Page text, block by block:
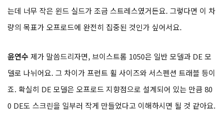
는데 너무 작은 윈드 실드가 조금 스트레스였거든요. 그렇다면 이 차
량의 목표가 오프로드에 완전히 집중된 것인가 싶어서요.
윤연수 제가 말씀드리자면, 브이스트롬 1050은 일반 모델과 DE 모
델로 나뉘어요. 그 차이가 프런트 휠 사이즈와 서스펜션 트래블 등이
죠. 확실히 DE 모델은 오프로드 지향점으로 설계되어 있는 만큼 80
0 DE도 스크린을 일부러 작게 만들었다고 이해하시면 될 것 같아요.